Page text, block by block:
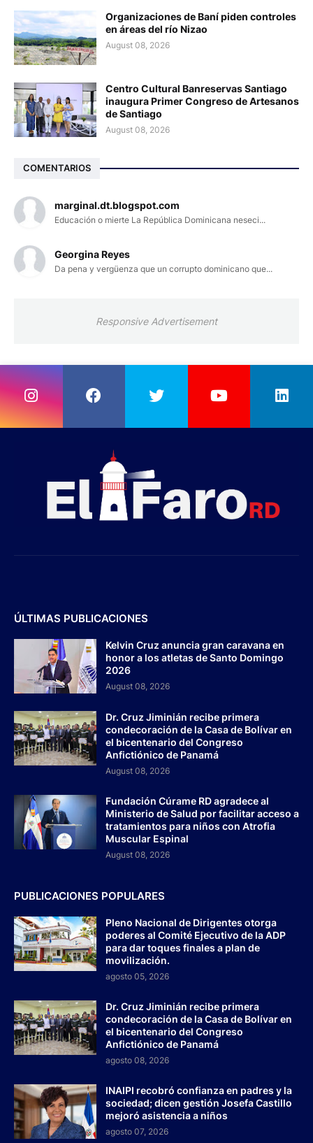
Organizaciones de Baní piden controles
en áreas del río Nizao
August 08, 2026
Centro Cultural Banreservas Santiago
inaugura Primer Congreso de Artesanos
de Santiago
August 08, 2026
COMENTARIOS
marginal.dt.blogspot.com
Educación o mierte La República Dominicana neseci...
Georgina Reyes
Da pena y vergüenza que un corrupto dominicano que...
Responsive Advertisement
ÚLTIMAS PUBLICACIONES
Kelvin Cruz anuncia gran caravana en
honor a los atletas de Santo Domingo
2026
August 08, 2026
Dr. Cruz Jiminián recibe primera
condecoración de la Casa de Bolívar en
el bicentenario del Congreso
Anfictiónico de Panamá
August 08, 2026
Fundación Cúrame RD agradece al
Ministerio de Salud por facilitar acceso a
tratamientos para niños con Atrofia
Muscular Espinal
August 08, 2026
PUBLICACIONES POPULARES
Pleno Nacional de Dirigentes otorga
poderes al Comité Ejecutivo de la ADP
para dar toques finales a plan de
movilización.
agosto 05, 2026
Dr. Cruz Jiminián recibe primera
condecoración de la Casa de Bolívar en
el bicentenario del Congreso
Anfictiónico de Panamá
agosto 08, 2026
INAIPI recobró confianza en padres y la
sociedad; dicen gestión Josefa Castillo
mejoró asistencia a niños
agosto 07, 2026